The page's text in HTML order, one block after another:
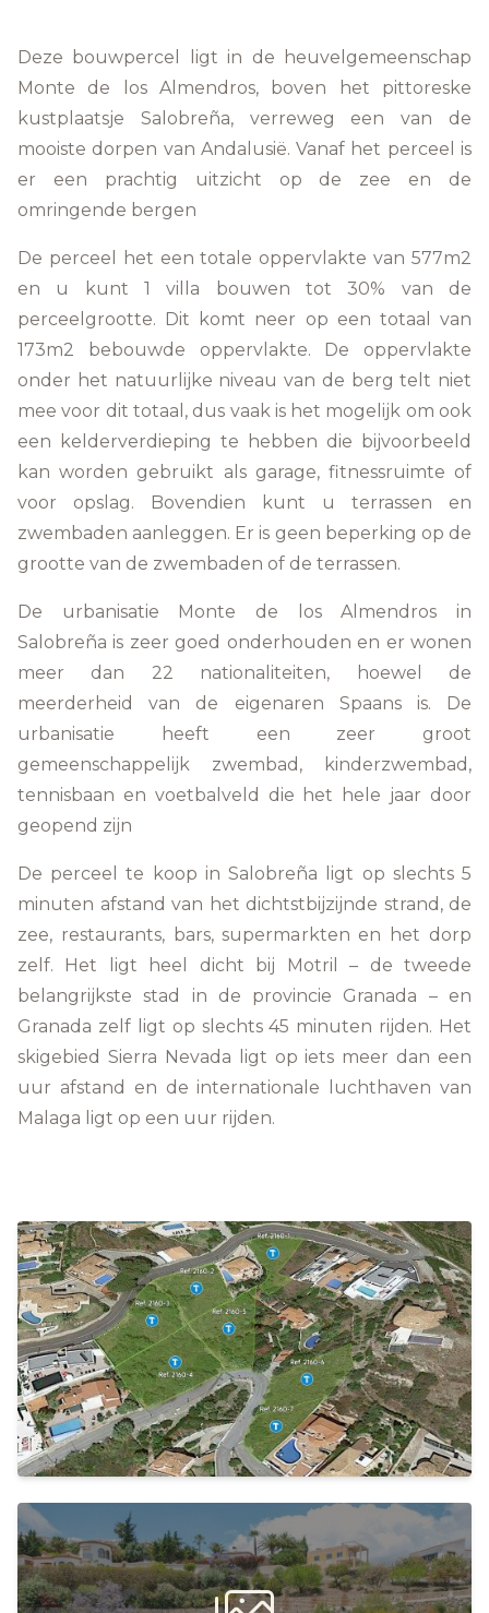
Deze bouwpercel ligt in de heuvelgemeenschap
Monte de los Almendros, boven het pittoreske
kustplaatsje Salobreña, verreweg een van de
mooiste dorpen van Andalusië. Vanaf het perceel is
er een prachtig uitzicht op de zee en de
omringende bergen
De perceel het een totale oppervlakte van 577m2
en u kunt 1 villa bouwen tot 30% van de
perceelgrootte. Dit komt neer op een totaal van
173m2 bebouwde oppervlakte. De oppervlakte
onder het natuurlijke niveau van de berg telt niet
mee voor dit totaal, dus vaak is het mogelijk om ook
een kelderverdieping te hebben die bijvoorbeeld
kan worden gebruikt als garage, fitnessruimte of
voor opslag. Bovendien kunt u terrassen en
zwembaden aanleggen. Er is geen beperking op de
grootte van de zwembaden of de terrassen.
De urbanisatie Monte de los Almendros in
Salobreña is zeer goed onderhouden en er wonen
meer dan 22 nationaliteiten, hoewel de
meerderheid van de eigenaren Spaans is. De
urbanisatie heeft een zeer groot
gemeenschappelijk zwembad, kinderzwembad,
tennisbaan en voetbalveld die het hele jaar door
geopend zijn
De perceel te koop in Salobreña ligt op slechts 5
minuten afstand van het dichtstbijzijnde strand, de
zee, restaurants, bars, supermarkten en het dorp
zelf. Het ligt heel dicht bij Motril – de tweede
belangrijkste stad in de provincie Granada – en
Granada zelf ligt op slechts 45 minuten rijden. Het
skigebied Sierra Nevada ligt op iets meer dan een
uur afstand en de internationale luchthaven van
Malaga ligt op een uur rijden.